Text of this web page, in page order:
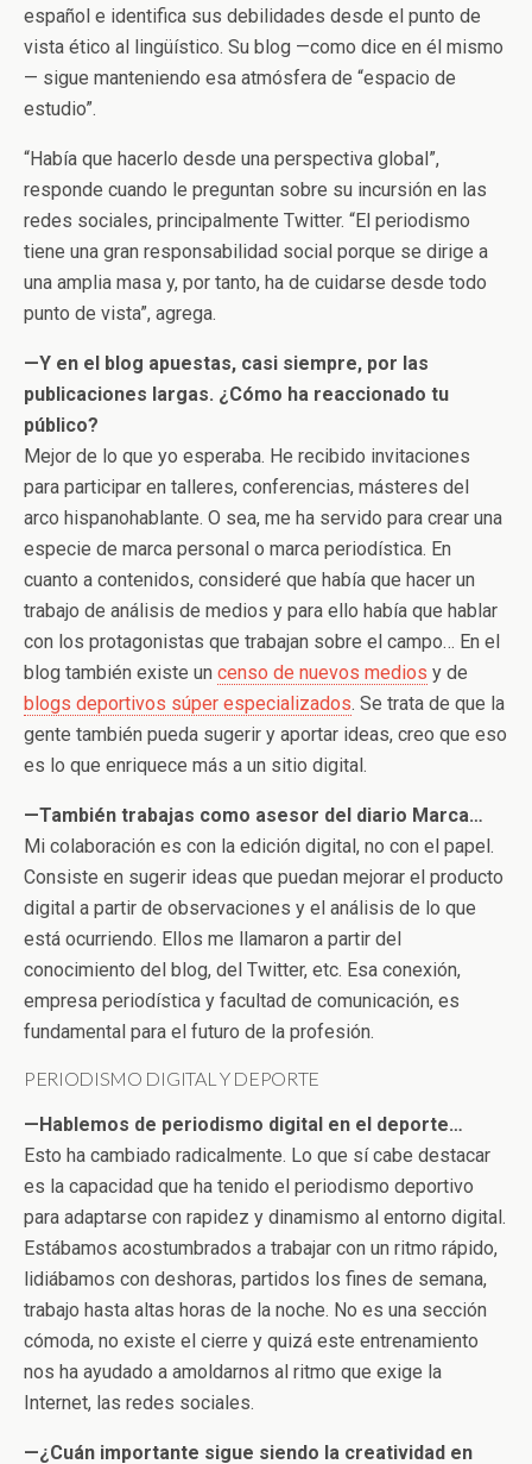
español e identifica sus debilidades desde el punto de
vista ético al lingüístico. Su blog —como dice en él mismo
— sigue manteniendo esa atmósfera de “espacio de
estudio”.
“Había que hacerlo desde una perspectiva global”,
responde cuando le preguntan sobre su incursión en las
redes sociales, principalmente Twitter. “El periodismo
tiene una gran responsabilidad social porque se dirige a
una amplia masa y, por tanto, ha de cuidarse desde todo
punto de vista”, agrega.
—Y en el blog apuestas, casi siempre, por las
publicaciones largas. ¿Cómo ha reaccionado tu
público?
Mejor de lo que yo esperaba. He recibido invitaciones
para participar en talleres, conferencias, másteres del
arco hispanohablante. O sea, me ha servido para crear una
especie de marca personal o marca periodística. En
cuanto a contenidos, consideré que había que hacer un
trabajo de análisis de medios y para ello había que hablar
con los protagonistas que trabajan sobre el campo… En el
blog también existe un censo de nuevos medios y de
blogs deportivos súper especializados. Se trata de que la
gente también pueda sugerir y aportar ideas, creo que eso
es lo que enriquece más a un sitio digital.
—También trabajas como asesor del diario Marca…
Mi colaboración es con la edición digital, no con el papel.
Consiste en sugerir ideas que puedan mejorar el producto
digital a partir de observaciones y el análisis de lo que
está ocurriendo. Ellos me llamaron a partir del
conocimiento del blog, del Twitter, etc. Esa conexión,
empresa periodística y facultad de comunicación, es
fundamental para el futuro de la profesión.
PERIODISMO DIGITAL Y DEPORTE
—Hablemos de periodismo digital en el deporte…
Esto ha cambiado radicalmente. Lo que sí cabe destacar
es la capacidad que ha tenido el periodismo deportivo
para adaptarse con rapidez y dinamismo al entorno digital.
Estábamos acostumbrados a trabajar con un ritmo rápido,
lidiábamos con deshoras, partidos los fines de semana,
trabajo hasta altas horas de la noche. No es una sección
cómoda, no existe el cierre y quizá este entrenamiento
nos ha ayudado a amoldarnos al ritmo que exige la
Internet, las redes sociales.
—¿Cuán importante sigue siendo la creatividad en